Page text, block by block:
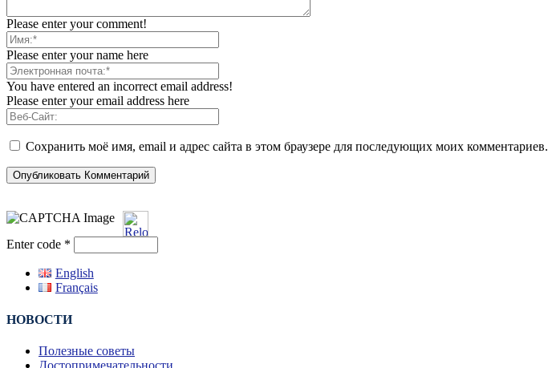
Please enter your comment!
Please enter your name here
You have entered an incorrect email address!
Please enter your email address here
Сохранить моё имя, email и адрес сайта в этом браузере для последующих моих комментариев.
Enter code *
English
Français
НОВОСТИ
Полезные советы
Достопримечательности